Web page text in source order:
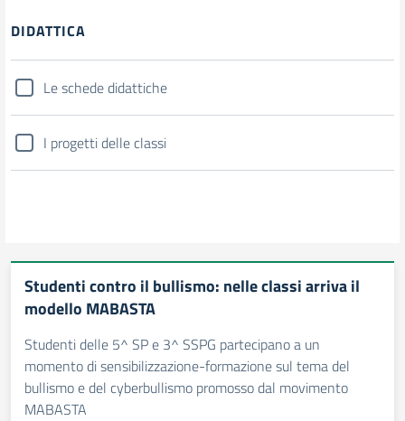
DIDATTICA
Le schede didattiche
I progetti delle classi
Studenti contro il bullismo: nelle classi arriva il
modello MABASTA
Studenti delle 5^ SP e 3^ SSPG partecipano a un
momento di sensibilizzazione-formazione sul tema del
bullismo e del cyberbullismo promosso dal movimento
MABASTA